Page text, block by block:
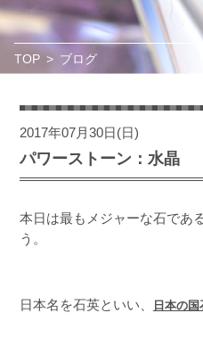
TOP > ブログ
2017年07月30日(日)
パワーストーン：水晶
本日は最もメジャーな石であ
う。
日本名を石英といい、 日本の国